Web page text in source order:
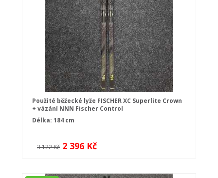
Použité běžecké lyže FISCHER XC Superlite Crown
+ vázání NNN Fischer Control
Délka: 184 cm
3 122 Kč 2 396 Kč